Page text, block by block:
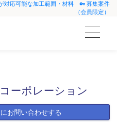
対応可能な加工範囲・材料
募集案件
（会員限定）
ーポレーション
お問い合わせする